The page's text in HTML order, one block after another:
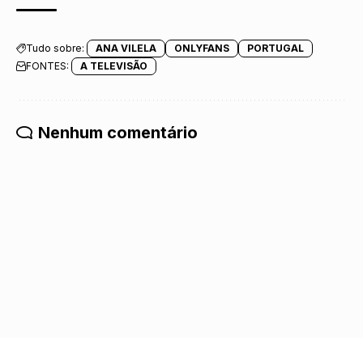
Tudo sobre: ANA VILELA ONLYFANS
PORTUGAL
FONTES:
A TELEVISÃO
Nenhum comentário